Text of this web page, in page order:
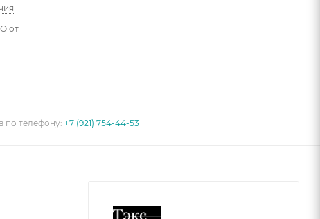
от
по телефону:+7 (921) 754-44-53